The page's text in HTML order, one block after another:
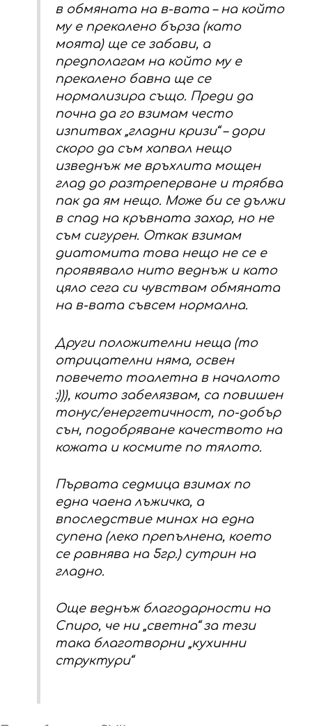
в обмяната на в-вата – на който
му е прекалено бърза (като
моята) ще се забави, а
предполагам на който му е
прекалено бавна ще се
нормализира също. Преди да
почна да го взимам често
изпитвах „гладни кризи“ – дори
скоро да съм хапвал нещо
изведнъж ме връхлита мощен
глад до разтреперване и трябва
пак да ям нещо. Може би се дължи
в спад на кръвната захар, но не
съм сигурен. Откак взимам
диатомита това нещо не се е
проявявало нито веднъж и като
цяло сега си чувствам обмяната
на в-вата съвсем нормална.
Други положителни неща (то
отрицателни няма, освен
повечето тоалетна в началото
:))), които забелязвам, са повишен
тонус/енергетичност, по-добър
сън, подобряване качеството на
кожата и космите по тялото.
Първата седмица взимах по
една чаена лъжичка, а
впоследствие минах на една
супена (леко препълнена, което
се равнява на 5гр.) сутрин на
гладно.
Още веднъж благодарности на
Спиро, че ни „светна“ за тези
така благотворни „кухинни
структури“